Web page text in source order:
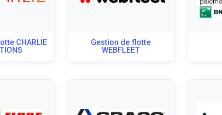
CHARLIE
Gestion de flotte
WEBFLEET